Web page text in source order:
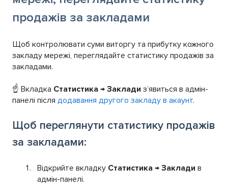
продажів за закладами
Щоб контролювати суми виторгу та прибутку кожного
закладу мережі, переглядайте статистику продажів за
закладами.
☝️ Вкладка Статистика → Заклади з’явиться в адмін-
панелі після додавання другого закладу в акаунт.
Щоб переглянути статистику продажів
за закладами:
Відкрийте вкладку Статистика → Заклади в
адмін-панелі.